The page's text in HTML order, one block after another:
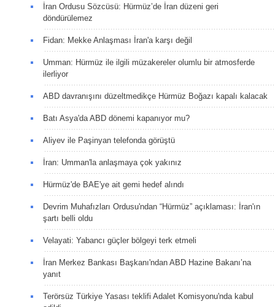
İran Ordusu Sözcüsü: Hürmüz’de İran düzeni geri
döndürülemez
Fidan: Mekke Anlaşması İran'a karşı değil
Umman: Hürmüz ile ilgili müzakereler olumlu bir atmosferde
ilerliyor
ABD davranışını düzeltmedikçe Hürmüz Boğazı kapalı kalacak
Batı Asya'da ABD dönemi kapanıyor mu?
Aliyev ile Paşinyan telefonda görüştü
İran: Umman'la anlaşmaya çok yakınız
Hürmüz'de BAE'ye ait gemi hedef alındı
Devrim Muhafızları Ordusu'ndan “Hürmüz” açıklaması: İran'ın
şartı belli oldu
Velayati: Yabancı güçler bölgeyi terk etmeli
İran Merkez Bankası Başkanı'ndan ABD Hazine Bakanı’na
yanıt
Terörsüz Türkiye Yasası teklifi Adalet Komisyonu'nda kabul